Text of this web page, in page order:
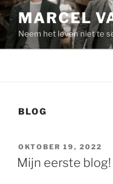
Ga
naar
de
inhoud
MARCEL
Neem het leven niet te
BLOG
GEPLAATST
OP
OKTOBER 19, 2022
Mijn eerste blog!